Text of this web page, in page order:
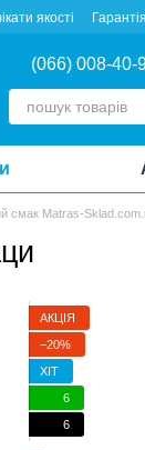
якості
(066) 008-40-
смак Matras-
АКЦІЯ
−20%
ХІТ
6
6